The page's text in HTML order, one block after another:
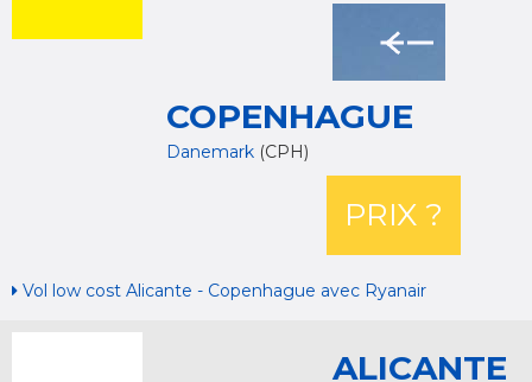
COPENHAGUE
Danemark (CPH)
PRIX ?
Vol low cost Alicante - Copenhague avec Ryanair
ALICANTE